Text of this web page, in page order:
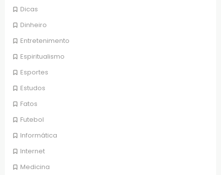
Dicas
Dinheiro
Entretenimento
Espiritualismo
Esportes
Estudos
Fatos
Futebol
Informática
Internet
Medicina